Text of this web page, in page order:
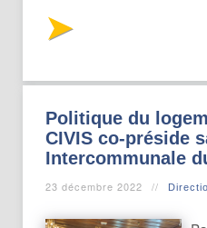
Politique du
CIVIS co-préside
Intercommunale
23 décembre 2022